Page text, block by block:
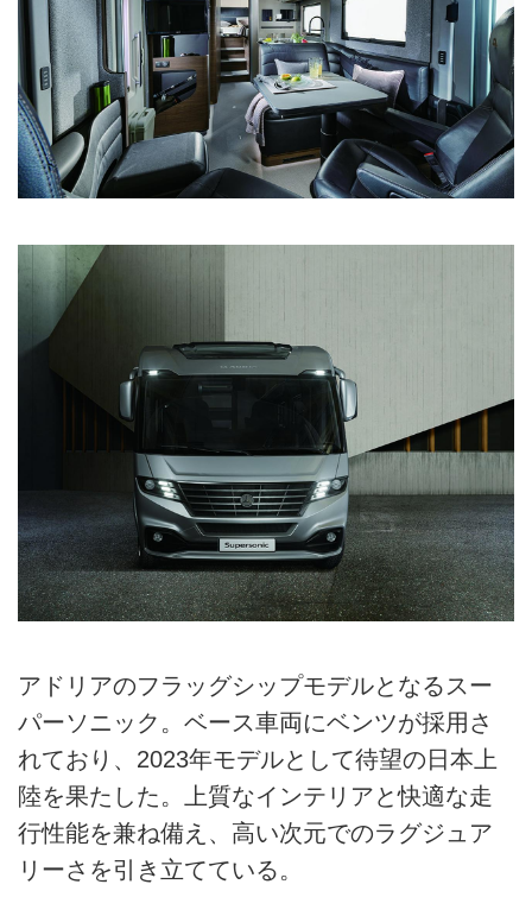
アドリアのフラッグシップモデルとなるスー
パーソニック。ベース車両にベンツが採用さ
れており、2023年モデルとして待望の日本上
陸を果たした。上質なインテリアと快適な走
行性能を兼ね備え、高い次元でのラグジュア
リーさを引き立てている。